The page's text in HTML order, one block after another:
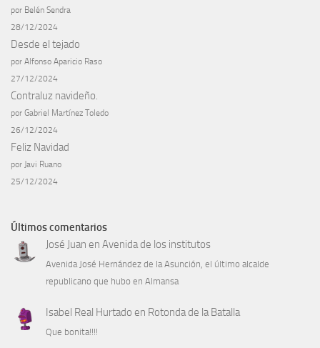
por Belén Sendra
28/12/2024
Desde el tejado
por Alfonso Aparicio Raso
27/12/2024
Contraluz navideño.
por Gabriel Martínez Toledo
26/12/2024
Feliz Navidad
por Javi Ruano
25/12/2024
Últimos comentarios
José Juan en Avenida de los institutos
Avenida José Hernández de la Asunción, el último alcalde
republicano que hubo en Almansa
Isabel Real Hurtado en Rotonda de la Batalla
Que bonita!!!!